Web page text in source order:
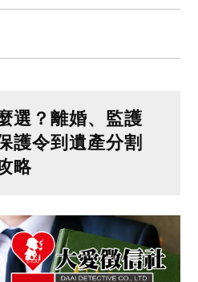
選？離婚、監護
護令到遺產分割
略